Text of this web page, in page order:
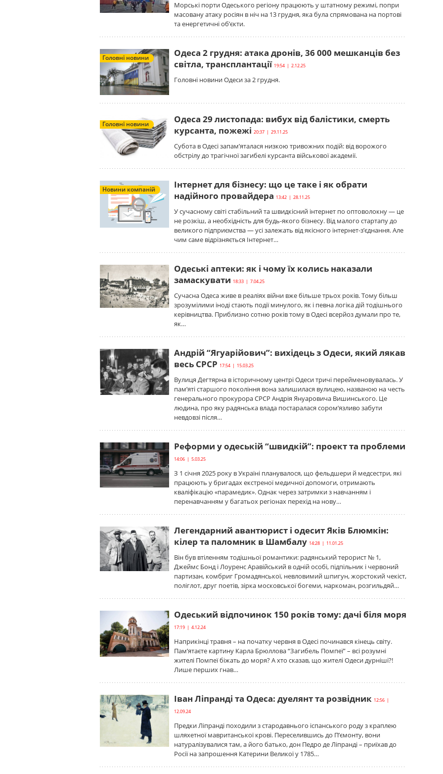
Морські порти Одеського регіону працюють у штатному режимі, попри
масовану атаку росіян в ніч на 13 грудня, яка була спрямована на портові
та енергетичні об’єкти.
Головні новини
Одеса 2 грудня: атака дронів, 36 000 мешканців без
світла, трансплантації 19:54 | 2.12.25
Головні новини Одеси за 2 грудня.
Головні новини
Одеса 29 листопада: вибух від балістики, смерть
курсанта, пожежі 20:37 | 29.11.25
Субота в Одесі запам’яталася низкою тривожних подій: від ворожого
обстрілу до трагічної загибелі курсанта військової академії.
Новини компаній
Інтернет для бізнесу: що це таке і як обрати
надійного провайдера 13:42 | 28.11.25
У сучасному світі стабільний та швидкісний інтернет по оптоволокну — це
не розкіш, а необхідність для будь-якого бізнесу. Від малого стартапу до
великого підприємства — усі залежать від якісного інтернет-з’єднання. Але
чим саме відрізняється Інтернет…
Одеські аптеки: як і чому їх колись наказали
замаскувати 18:33 | 7.04.25
Сучасна Одеса живе в реаліях війни вже більше трьох років. Тому більш
зрозумілими іноді стають події минулого, як і певна логіка дій тодішнього
керівництва. Приблизно сотню років тому в Одесі всерйоз думали про те,
як…
Андрій “Ягуарійович”: вихідець з Одеси, який лякав
весь СРСР 17:54 | 15.03.25
Вулиця Дегтярна в історичному центрі Одеси тричі перейменовувалась. У
пам’яті старшого покоління вона залишилася вулицею, названою на честь
генерального прокурора СРСР Андрія Януаровича Вишинського. Це
людина, про яку радянська влада постаралася сором’язливо забути
невдовзі після…
Реформи у одеській “швидкій”: проект та проблеми
14:06 | 5.03.25
З 1 січня 2025 року в Україні планувалося, що фельдшери й медсестри, які
працюють у бригадах екстреної медичної допомоги, отримають
кваліфікацію «парамедик». Однак через затримки з навчанням і
перенавчанням у багатьох регіонах перехід на нову…
Легендарний авантюрист і одесит Яків Блюмкін:
кілер та паломник в Шамбалу 14:28 | 11.01.25
Він був втіленням тодішньої романтики: радянський терорист № 1,
Джеймс Бонд і Лоуренс Аравійський в одній особі, підпільник і червоний
партизан, комбриг Громадянської, невловимий шпигун, жорстокий чекіст,
поліглот, друг поетів, зірка московської богеми, наркоман, розгильдяй…
Одеський відпочинок 150 років тому: дачі біля моря
17:19 | 4.12.24
Наприкінці травня – на початку червня в Одесі починався кінець світу.
Пам’ятаєте картину Карла Брюллова “Загибель Помпеї” – всі розумні
жителі Помпеї біжать до моря? А хто сказав, що жителі Одеси дурніші?!
Лише перших гнав…
Іван Ліпранді та Одеса: дуелянт та розвідник 12:56 |
12.09.24
Предки Ліпранді походили з стародавнього іспанського роду з краплею
шляхетної мавританської крові. Переселившись до П’ємонту, вони
натуралізувалися там, а його батько, дон Педро де Ліпранді – приїхав до
Росії на запрошення Катерини Великої у 1785…